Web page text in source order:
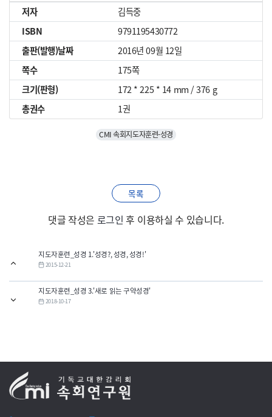
저자
김득중
ISBN
9791195430772
출판(발행)날짜
2016년 09월 12일
쪽수
175쪽
크기(판형)
172 * 225 * 14 mm / 376 g
총권수
1권
CMI 속회지도자훈련-성경
목록
댓글 작성은 로그인 후 이용하실 수 있습니다.
지도자훈련_성경 1.'성경?, 성경, 성경!'
2015-12-21
지도자훈련_성경 3.'새로 읽는 구약성경'
2018-10-17